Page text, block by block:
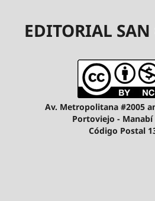
EDITORIAL SAN
Av. Metropolitana #2005
Portoviejo - Manabí
Código Postal